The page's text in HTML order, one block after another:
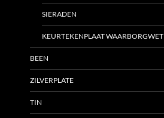
SIERADEN
KEURTEKENPLAAT WAARBORGWET
BEEN
ZILVERPLATE
TIN